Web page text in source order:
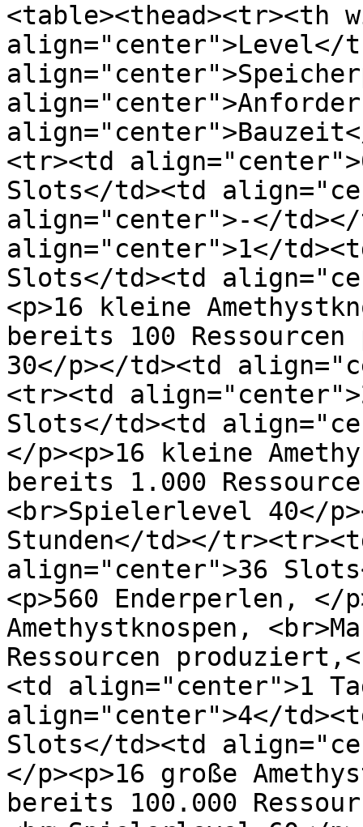
<table><thead><tr><th
align="center">Level</
<tr><td
Slots</td><td
align="center">-</
align="center">1</
Slots</td><td
<p>16 kleine
bereits 100
30</p></td><td
<tr><td
Slots</td><td
</p><p>16 kleine
bereits 1.000
<br>Spielerlevel 40</
Stunden</td></
align="center">36
<p>560 Enderperlen, </
Amethystknospen,
Ressourcen
<td align="center">1
align="center">4</
Slots</td><td
</p><p>16 große
bereits 100.000